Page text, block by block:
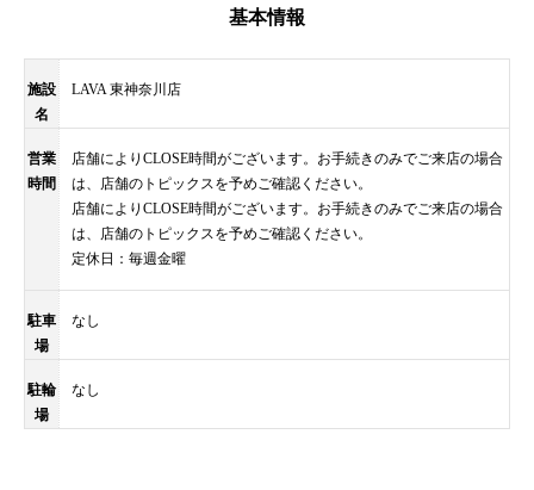
基本情報
施設
名
LAVA 東神奈川店
営業
時間
店舗によりCLOSE時間がございます。お手続きのみでご来店の場合
は、店舗のトピックスを予めご確認ください。
店舗によりCLOSE時間がございます。お手続きのみでご来店の場合
は、店舗のトピックスを予めご確認ください。
定休日：毎週金曜
駐車
場
なし
駐輪
場
なし